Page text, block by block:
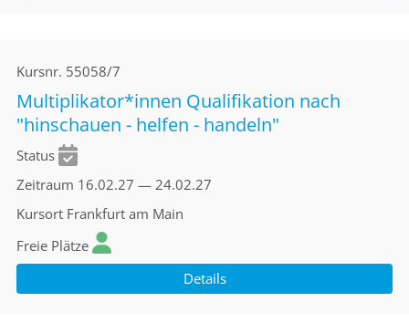
Kursnr. 55058/7
Multiplikator*innen Qualifikation nach
"hinschauen - helfen - handeln"
Status
Zeitraum 16.02.27 — 24.02.27
Kursort Frankfurt am Main
Freie Plätze
Details